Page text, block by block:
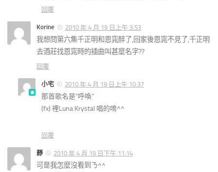
回覆
Korine 2010 年 4 月 19 日上午 3:53
我想問第六集千正明和恩窕醉了,回家後恩窕不見了,千正明
去酒莊找恩窕時的插曲叫甚麼名字??
回覆
小宅 2010 年 4 月 19 日上午 10:37
那首歌名是”呼喚”
(fx) 裡Luna Krystal 唱的唷^^
回覆
靜 2010 年 4 月 19 日下午 11:14
可是我怎麼沒看到ㄋ^^